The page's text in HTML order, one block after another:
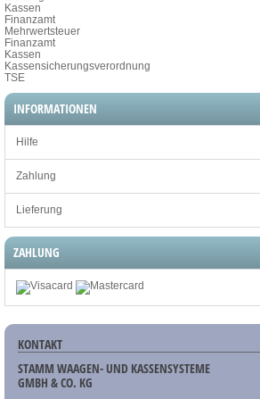
Kassen
Finanzamt
Mehrwertsteuer
Finanzamt
Kassen
Kassensicherungsverordnung
TSE
INFORMATIONEN
Hilfe
Zahlung
Lieferung
ZAHLUNG
KONTAKT
STAMM WAAGEN- UND KASSENSYSTEME
GMBH & CO. KG